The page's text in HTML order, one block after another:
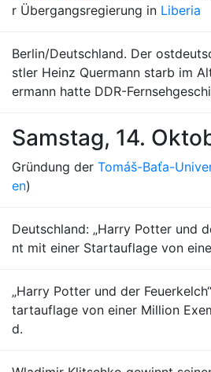
r Übergangsregierung in Liberia
Berlin/Deutschland. Der
stler Heinz Quermann starb im
ermann hatte DDR-
Samstag, 14.
Gründung der Tomáš-Baťa-
en)
Deutschland: „Harry Potter und
nt mit einer Startauflage von
„Harry Potter und der
tartauflage von einer Million
d.